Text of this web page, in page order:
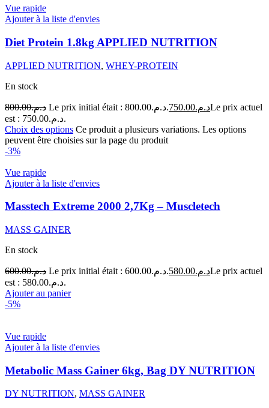
Vue rapide
Ajouter à la liste d'envies
Diet Protein 1.8kg APPLIED NUTRITION
APPLIED NUTRITION, WHEY-PROTEIN
En stock
د.م.800.00 Le prix initial était : د.م.800.00. د.م.750.00
Le prix actuel
est : د.م.750.00.
Choix des options Ce produit a plusieurs variations. Les options
peuvent être choisies sur la page du produit
-3%
Vue rapide
Ajouter à la liste d'envies
Masstech Extreme 2000 2,7Kg – Muscletech
MASS GAINER
En stock
د.م.600.00 Le prix initial était : د.م.600.00. د.م.580.00
Le prix actuel
est : د.م.580.00.
Ajouter au panier
-5%
Vue rapide
Ajouter à la liste d'envies
Metabolic Mass Gainer 6kg, Bag DY NUTRITION
DY NUTRITION, MASS GAINER